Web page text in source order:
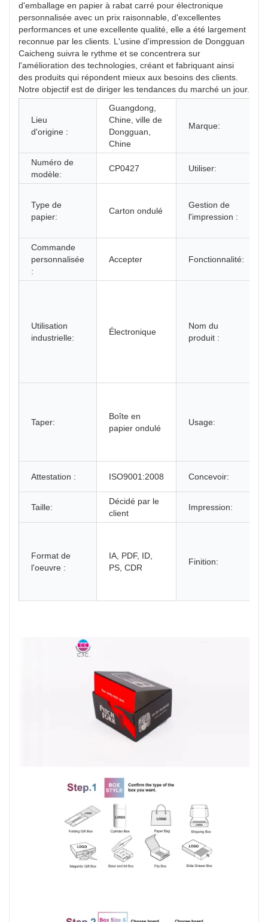
d'emballage en papier à rabat carré pour électronique
personnalisée avec un prix raisonnable, d'excellentes
performances et une excellente qualité, elle a été largement
reconnue par les clients. L'usine d'impression de Dongguan
Caicheng suivra le rythme et se concentrera sur
l'amélioration des technologies, créant et fabriquant ainsi
des produits qui répondent mieux aux besoins des clients.
Notre objectif est de diriger les tendances du marché un jour.
Lieu
d'origine :
Guangdong,
Chine, ville de
Dongguan,
Chine
Marque:
Numéro de
modèle:
CP0427 Utiliser:
Type de
papier:
Carton ondulé
Gestion de
l'impression :
Commande
personnalisée
:
Accepter Fonctionnalité:
Utilisation
industrielle:
Électronique
Nom du
produit :
Taper:
Boîte en
papier ondulé
Usage:
Attestation : ISO9001:2008 Concevoir:
Taille:
Décidé par le
client
Impression:
Format de
l'oeuvre :
IA, PDF, ID,
PS, CDR
Finition: